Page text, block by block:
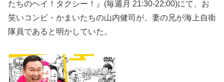
たちのヘイ！タクシー！』(毎週月 21:30-22:00)にて、お
笑いコンビ・かまいたちの山内健司が、妻の兄が海上自衛
隊員であると明かしていた。